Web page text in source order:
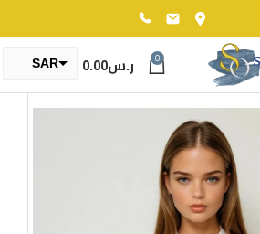
0 ر.س0.00
SAR
TRY